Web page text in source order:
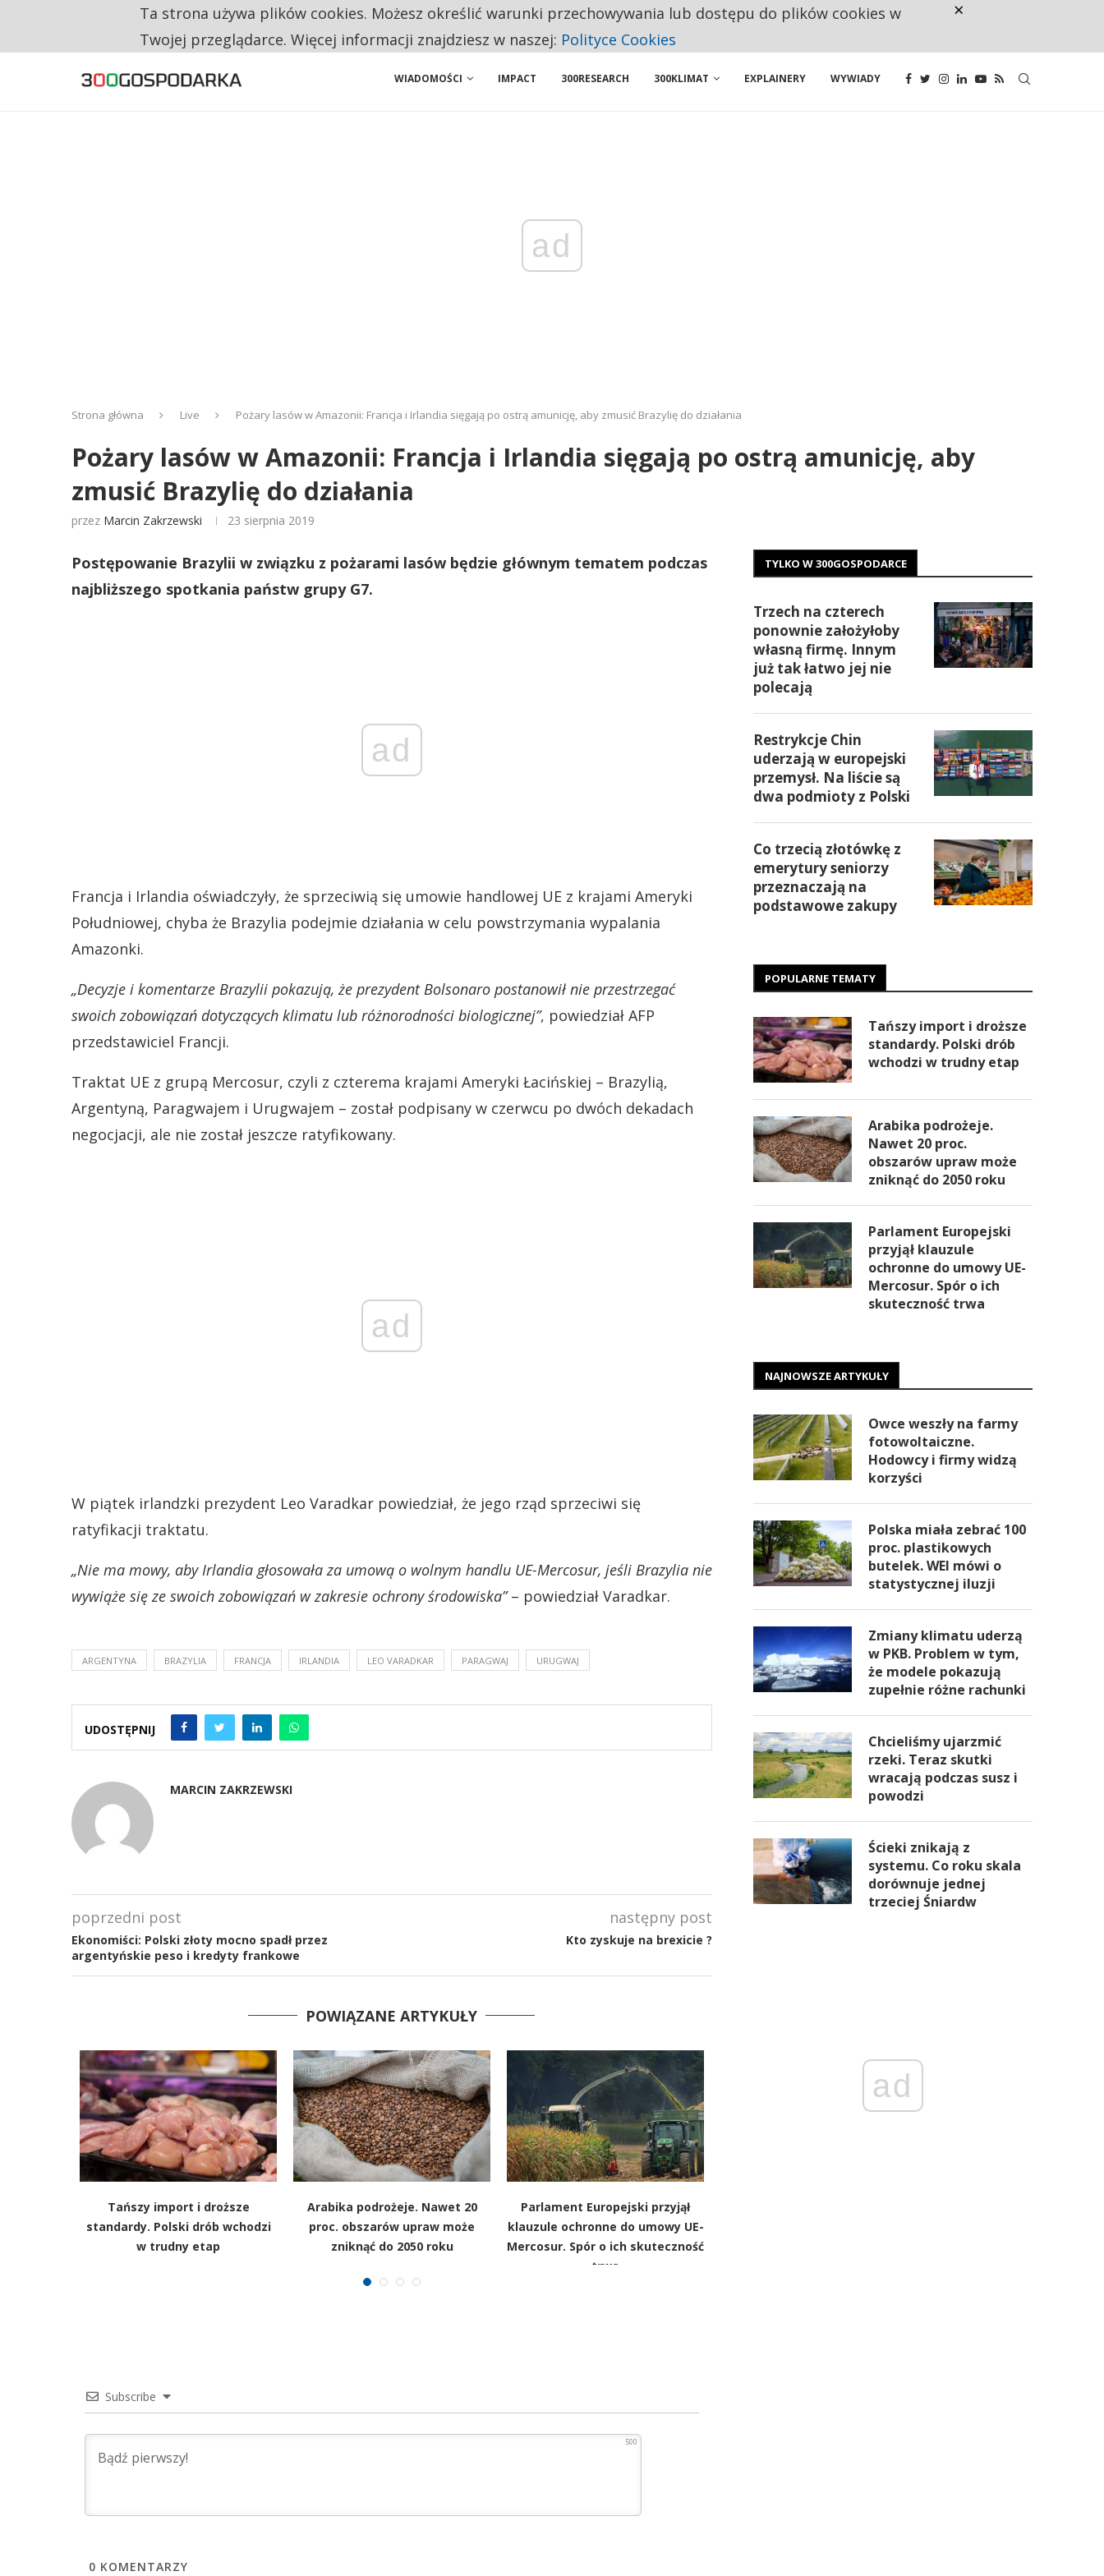
CO TRZECIĄ ZŁOTÓWKĘ Z EMERYTURY SENIORZY PRZEZNACZAJĄ NA PODSTAWOWE ZAKUPY
WIADOMOŚCI IMPACT 300RESEARCH 300KLIMAT EXPLAINERY WYWIADY
ad
Strona główna Live Pożary lasów w Amazonii: Francja i Irlandia sięgają po ostrą amunicję, aby zmusić Brazylię do działania
Pożary lasów w Amazonii: Francja i Irlandia sięgają po ostrą amunicję, aby
zmusić Brazylię do działania
przez Marcin Zakrzewski 23 sierpnia 2019
Postępowanie Brazylii w związku z pożarami lasów będzie głównym tematem podczas
najbliższego spotkania państw grupy G7.
ad
Francja i Irlandia oświadczyły, że sprzeciwią się umowie handlowej UE z krajami Ameryki
Południowej, chyba że Brazylia podejmie działania w celu powstrzymania wypalania
Amazonki.
„Decyzje i komentarze Brazylii pokazują, że prezydent Bolsonaro postanowił nie przestrzegać
swoich zobowiązań dotyczących klimatu lub różnorodności biologicznej”, powiedział AFP
przedstawiciel Francji.
Traktat UE z grupą Mercosur, czyli z czterema krajami Ameryki Łacińskiej – Brazylią,
Argentyną, Paragwajem i Urugwajem – został podpisany w czerwcu po dwóch dekadach
negocjacji, ale nie został jeszcze ratyfikowany.
ad
W piątek irlandzki prezydent Leo Varadkar powiedział, że jego rząd sprzeciwi się
ratyfikacji traktatu.
„Nie ma mowy, aby Irlandia głosowała za umową o wolnym handlu UE-Mercosur, jeśli Brazylia nie
wywiąże się ze swoich zobowiązań w zakresie ochrony środowiska”– powiedział Varadkar.
ARGENTYNA BRAZYLIA FRANCJA IRLANDIA LEO VARADKAR PARAGWAJ URUGWAJ
UDOSTĘPNIJ
MARCIN ZAKRZEWSKI
poprzedni post
Ekonomiści: Polski złoty mocno spadł przez
argentyńskie peso i kredyty frankowe
następny post
Kto zyskuje na brexicie ?
POWIĄZANE ARTYKUŁY
Tańszy import i droższe
standardy. Polski drób wchodzi
w trudny etap
Arabika podrożeje. Nawet 20
proc. obszarów upraw może
zniknąć do 2050 roku
Parlament Europejski przyjął
klauzule ochronne do umowy UE-
Mercosur. Spór o ich skuteczność
trwa
Subscribe
500
0 KOMENTARZY
TYLKO W 300GOSPODARCE
Trzech na czterech
ponownie założyłoby
własną firmę. Innym
już tak łatwo jej nie
polecają
Restrykcje Chin
uderzają w europejski
przemysł. Na liście są
dwa podmioty z Polski
Co trzecią złotówkę z
emerytury seniorzy
przeznaczają na
podstawowe zakupy
POPULARNE TEMATY
Tańszy import i droższe
standardy. Polski drób
wchodzi w trudny etap
Arabika podrożeje.
Nawet 20 proc.
obszarów upraw może
zniknąć do 2050 roku
Parlament Europejski
przyjął klauzule
ochronne do umowy UE-
Mercosur. Spór o ich
skuteczność trwa
NAJNOWSZE ARTYKUŁY
Owce weszły na farmy
fotowoltaiczne.
Hodowcy i firmy widzą
korzyści
Polska miała zebrać 100
proc. plastikowych
butelek. WEI mówi o
statystycznej iluzji
Zmiany klimatu uderzą
w PKB. Problem w tym,
że modele pokazują
zupełnie różne rachunki
Chcieliśmy ujarzmić
rzeki. Teraz skutki
wracają podczas susz i
powodzi
Ścieki znikają z
systemu. Co roku skala
dorównuje jednej
trzeciej Śniardw
ad
Ta strona używa plików cookies. Możesz określić warunki przechowywania lub dostępu do plików cookies w
Twojej przeglądarce. Więcej informacji znajdziesz w naszej: Polityce Cookies
×